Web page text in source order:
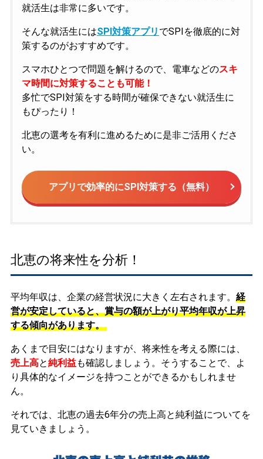
就活生は非常に多いです。
そんな就活生にはSPI対策アプリ でSPIを徹底的に対
策するのがおすすめです。
スマホひとつで問題を解けるので、電車などのスキ
マ時間に対策することも可能！
多忙でSPI対策をする時間が確保できない就活生に
もぴったり！
北恵の選考を有利に進めるために是非ご活用くださ
い。
アプリで効率的にSPI対策する（無料）
北恵の将来性を分析！
平均年収は、企業の経営状況に大きく左右されます。 経
営が安定していると、賞与の額が上がり平均年収が上昇
する傾向があります。
あくまで目安にはなりますが、将来性を考える際には、
売上高と純利益も確認しましょう。そうすることで、よ
り具体的なイメージを持つことができるかもしれませ
ん。
それでは、北恵の過去6年分の売上高と純利益についてを
見ていきましょう。